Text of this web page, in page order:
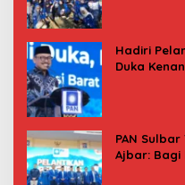
Hadiri
Duka
PAN
Ajbar: Bagi